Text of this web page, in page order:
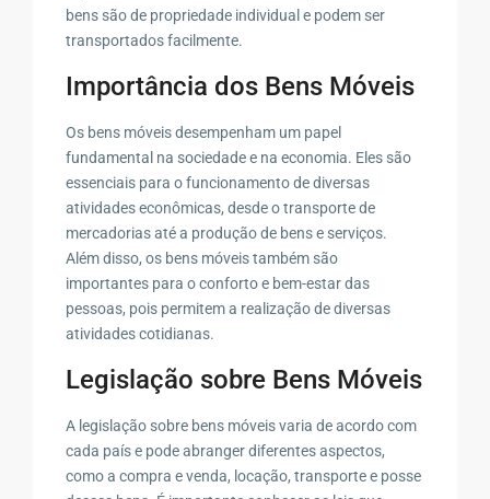
bens são de propriedade individual e podem ser
transportados facilmente.
Importância dos Bens Móveis
Os bens móveis desempenham um papel
fundamental na sociedade e na economia. Eles são
essenciais para o funcionamento de diversas
atividades econômicas, desde o transporte de
mercadorias até a produção de bens e serviços.
Além disso, os bens móveis também são
importantes para o conforto e bem-estar das
pessoas, pois permitem a realização de diversas
atividades cotidianas.
Legislação sobre Bens Móveis
A legislação sobre bens móveis varia de acordo com
cada país e pode abranger diferentes aspectos,
como a compra e venda, locação, transporte e posse